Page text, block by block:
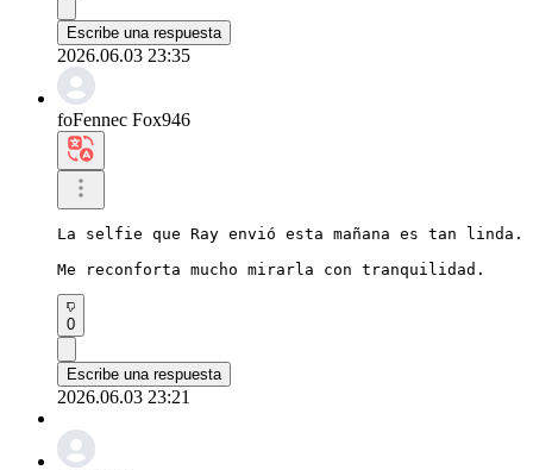
Escribe una respuesta
2026.06.03 23:35
foFennec Fox946
La selfie que Ray envió esta mañana es tan linda.
Me reconforta mucho mirarla con tranquilidad.
0
Escribe una respuesta
2026.06.03 23:21